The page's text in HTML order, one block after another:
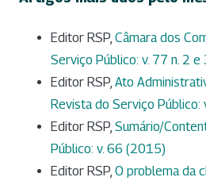
Editor RSP, Câmara dos
Serviço Público: v. 77 n. 2
Editor RSP, Ato
Revista do Serviço Público:
Editor RSP, Sumário/
Público: v. 66 (2015)
Editor RSP, O problema da